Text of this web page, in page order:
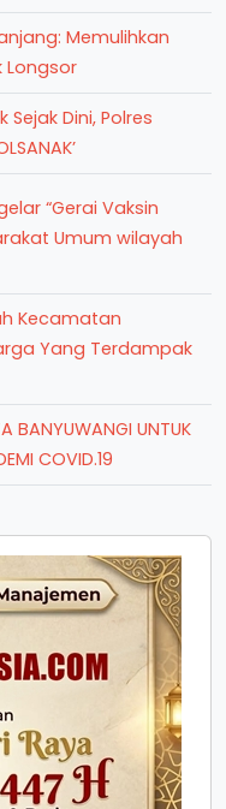
Memulihkan
Longsor
Dini, Polres
“Gerai Vaksin
Umum wilayah
Kecamatan
Yang Terdampak
BANYUWANGI UNTUK
COVID.19